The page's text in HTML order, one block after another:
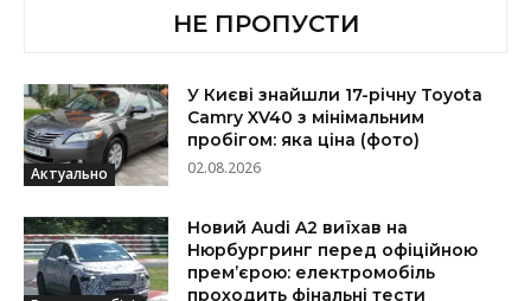
НЕ ПРОПУСТИ
Актуально
У Києві знайшли 17-річну Toyota
Camry XV40 з мінімальним
пробігом: яка ціна (фото)
02.08.2026
Новий Audi A2 виїхав на
Нюрбургринг перед офіційною
прем’єрою: електромобіль
проходить фінальні тести